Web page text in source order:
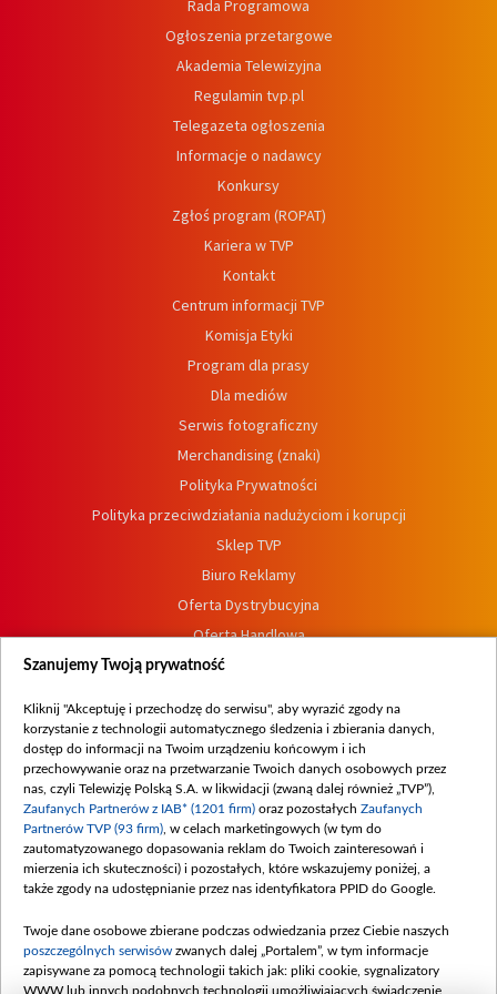
Rada Programowa
Ogłoszenia przetargowe
Akademia Telewizyjna
Regulamin tvp.pl
Telegazeta ogłoszenia
Informacje o nadawcy
Konkursy
Zgłoś program (ROPAT)
Kariera w TVP
Kontakt
Centrum informacji TVP
Komisja Etyki
Program dla prasy
Dla mediów
Serwis fotograficzny
Merchandising (znaki)
Polityka Prywatności
Polityka przeciwdziałania nadużyciom i korupcji
Sklep TVP
Biuro Reklamy
Oferta Dystrybucyjna
Oferta Handlowa
Dostępność
Procedura zgłoszeń wewnętrznych
Szanujemy Twoją prywatność
Kliknij "Akceptuję i przechodzę do serwisu", aby wyrazić zgody na
korzystanie z technologii automatycznego śledzenia i zbierania danych,
dostęp do informacji na Twoim urządzeniu końcowym i ich
przechowywanie oraz na przetwarzanie Twoich danych osobowych przez
nas, czyli Telewizję Polską S.A. w likwidacji (zwaną dalej również „TVP”),
Zaufanych Partnerów z IAB* (1201 firm) oraz pozostałych Zaufanych
Partnerów TVP (93 firm) , w celach marketingowych (w tym do
zautomatyzowanego dopasowania reklam do Twoich zainteresowań i
mierzenia ich skuteczności) i pozostałych, które wskazujemy poniżej, a
także zgody na udostępnianie przez nas identyfikatora PPID do Google.
Twoje dane osobowe zbierane podczas odwiedzania przez Ciebie naszych
poszczególnych serwisów zwanych dalej „Portalem”, w tym informacje
zapisywane za pomocą technologii takich jak: pliki cookie, sygnalizatory
WWW lub innych podobnych technologii umożliwiających świadczenie